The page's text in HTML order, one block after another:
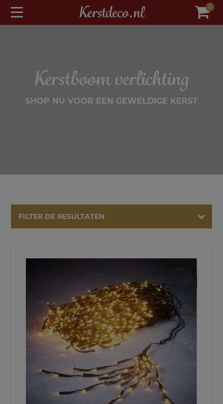
Kerstdeco.nl 0
Kerstboom verlichting
SHOP NU VOOR EEN GEWELDIGE KERST
FILTER DE RESULTATEN
modal-check